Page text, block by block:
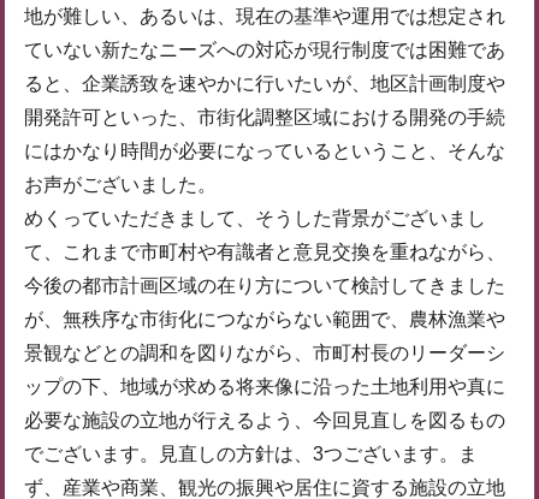
地が難しい、あるいは、現在の基準や運用では想定され
ていない新たなニーズへの対応が現行制度では困難であ
ると、企業誘致を速やかに行いたいが、地区計画制度や
開発許可といった、市街化調整区域における開発の手続
にはかなり時間が必要になっているということ、そんな
お声がございました。
めくっていただきまして、そうした背景がございまし
て、これまで市町村や有識者と意見交換を重ねながら、
今後の都市計画区域の在り方について検討してきました
が、無秩序な市街化につながらない範囲で、農林漁業や
景観などとの調和を図りながら、市町村長のリーダーシ
ップの下、地域が求める将来像に沿った土地利用や真に
必要な施設の立地が行えるよう、今回見直しを図るもの
でございます。見直しの方針は、3つございます。ま
ず、産業や商業、観光の振興や居住に資する施設の立地